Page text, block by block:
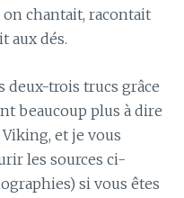
on chantait, racontait
aux dés.
deux-trois trucs grâce
beaucoup plus à dire
Viking, et je vous
les sources ci-
si vous êtes